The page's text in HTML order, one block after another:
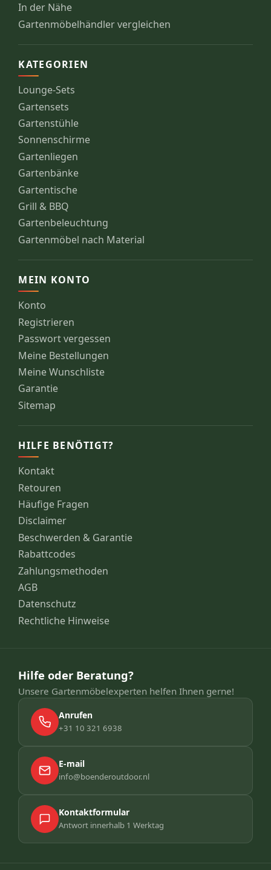
In der Nähe
Gartenmöbelhändler vergleichen
KATEGORIEN
Lounge-Sets
Gartensets
Gartenstühle
Sonnenschirme
Gartenliegen
Gartenbänke
Gartentische
Grill & BBQ
Gartenbeleuchtung
Gartenmöbel nach Material
MEIN KONTO
Konto
Registrieren
Passwort vergessen
Meine Bestellungen
Meine Wunschliste
Garantie
Sitemap
HILFE BENÖTIGT?
Kontakt
Retouren
Häufige Fragen
Disclaimer
Beschwerden & Garantie
Rabattcodes
Zahlungsmethoden
AGB
Datenschutz
Rechtliche Hinweise
Hilfe oder Beratung?
Unsere Gartenmöbelexperten helfen Ihnen gerne!
Anrufen
+31 10 321 6938
E-mail
info@boenderoutdoor.nl
Kontaktformular
Antwort innerhalb 1 Werktag